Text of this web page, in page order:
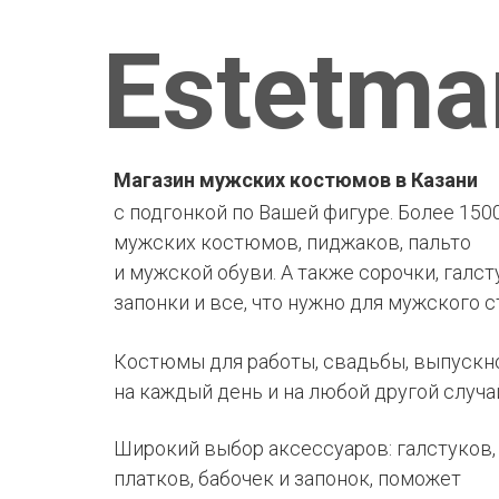
с подгонкой по Вашей фигуре. Более
мужских костюмов, пиджаков, пальто
и мужской обуви. А также сорочки,
запонки и все, что нужно для мужского
Костюмы для работы, свадьбы,
на каждый день и на любой другой
Широкий выбор аксессуаров: галстуков,
платков, бабочек и запонок, поможет
Магазин мужских костюмов в Казани